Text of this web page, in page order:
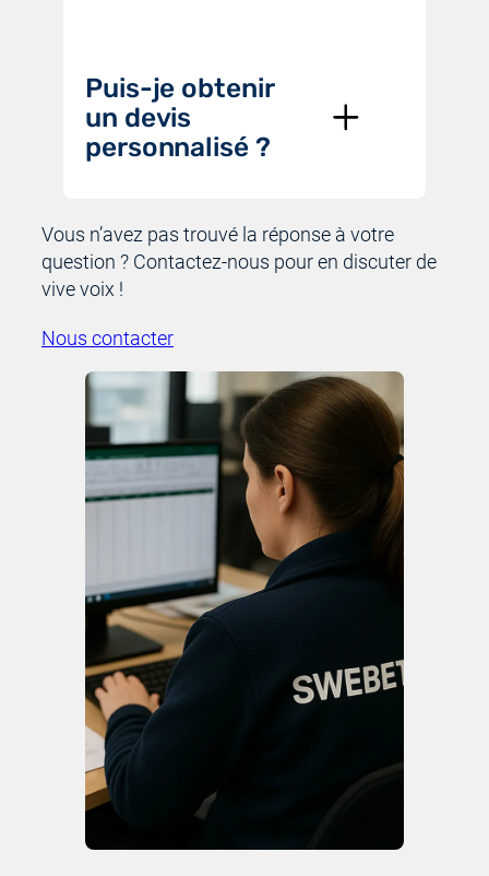
Puis-je obtenir
un devis
personnalisé ?
Vous n’avez pas trouvé la réponse à votre
question ? Contactez-nous pour en discuter de
vive voix !
Nous contacter